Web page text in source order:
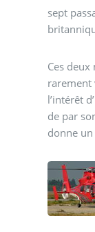
sept
Ces
rarement
l’intérêt
de par
donne